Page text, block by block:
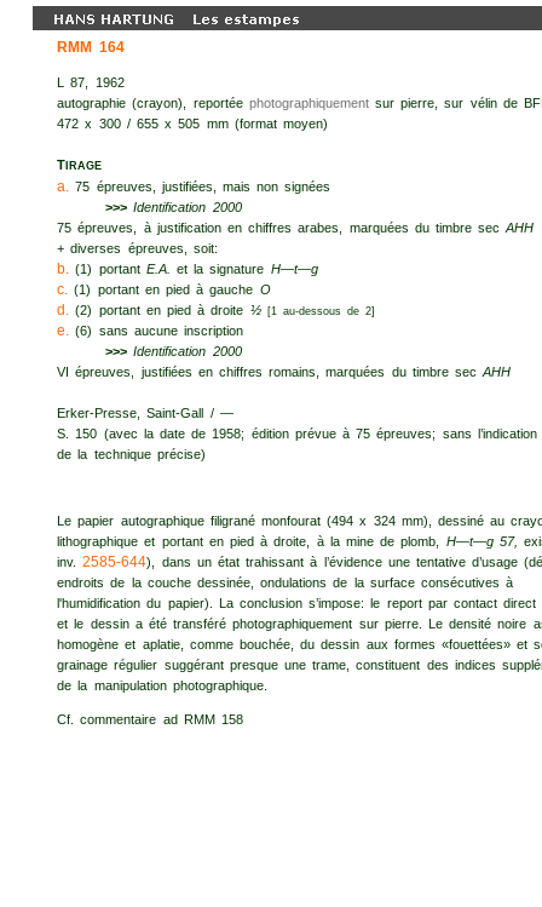
RMM 164
L 87, 1962
autographie (crayon), reportée photographiquementsur pierre, sur vélin de
472 x 300 / 655 x 505 mm (format moyen)
T IRAGE
a. 75 épreuves, justifiées, mais non signées
>>> Identification 2000
75 épreuves, à justification en chiffres arabes, marquées du timbre secAHH
+ diverses épreuves, soit:
b. (1) portant E.A. et la signature H—t—g
c. (1) portant en pied à gauche O
d. (2) portant en pied à droite ½[1 au-dessous de 2]
e. (6) sans aucune inscription
>>> Identification 2000
VI épreuves, justifiées en chiffres romains, marquées du timbre secAHH
Erker-Presse, Saint-Gall / —
S. 150 (avec la date de 1958; édition prévue à 75 épreuves; sans l’indication
de la technique précise)
Le papier autographique filigrané monfourat (494 x 324 mm), dessiné au
lithographique et portant en pied à droite, à la mine de plomb, H—t—g 57,
inv.2585-644), dans un état trahissant à l’évidence une tentative d’usage
endroits de la couche dessinée, ondulations de la surface consécutives à
l'humidification du papier). La conclusion s’impose: le report par contact direct
et le dessin a été transféré photographiquement sur pierre. Le densité noire
homogène et aplatie, comme bouchée, du dessin aux formes «fouettées» et
grainage régulier suggérant presque une trame, constituent des indices
de la manipulation photographique.
Cf. commentaire ad RMM 158